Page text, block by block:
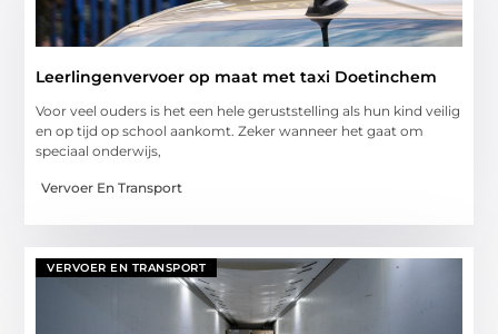
Leerlingenvervoer op maat met taxi Doetinchem
Voor veel ouders is het een hele geruststelling als hun kind veilig
en op tijd op school aankomt. Zeker wanneer het gaat om
speciaal onderwijs,
Vervoer En Transport
VERVOER EN TRANSPORT